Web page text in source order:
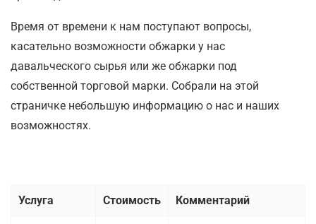
Время от времени к нам поступают вопросы,
касательно возможности обжарки у нас
давальческого сырья или же обжарки под
собственной торговой марки. Собрали на этой
страничке небольшую информацию о нас и наших
возможностях.
Услуга Стоимость Комментарий